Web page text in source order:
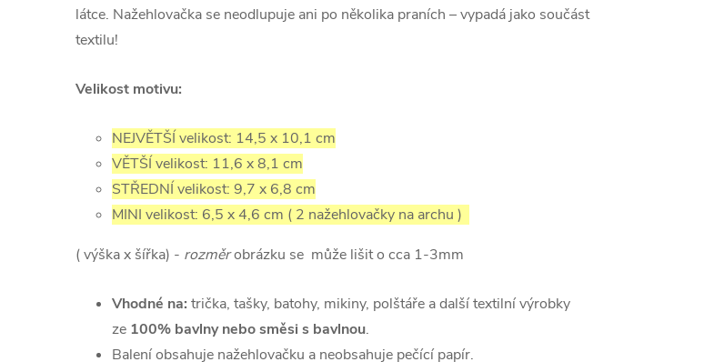
látce. Nažehlovačka se neodlupuje ani po několika praních – vypadá jako součást
textilu!
Velikost motivu:
NEJVĚTŠÍ velikost: 14,5 x 10,1 cm
VĚTŠÍ velikost: 11,6 x 8,1 cm
STŘEDNÍ velikost: 9,7 x 6,8 cm
MINI velikost: 6,5 x 4,6 cm ( 2 nažehlovačky na archu )
( výška x šířka) - rozměrobrázku se může lišit o cca 1-3mm
Vhodné na: trička, tašky, batohy, mikiny, polštáře a další textilní výrobky
ze 100% bavlny nebo směsi s bavlnou.
Balení obsahuje nažehlovačku a neobsahuje pečící papír.